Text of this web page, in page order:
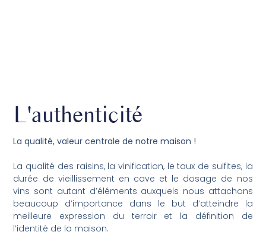
L'authenticité
La qualité, valeur centrale de notre maison !
La qualité des raisins, la vinification, le taux de sulfites, la
durée de vieillissement en cave et le dosage de nos
vins sont autant d’éléments auxquels nous attachons
beaucoup d’importance dans le but d’atteindre la
meilleure expression du terroir et la définition de
l’identité de la maison.